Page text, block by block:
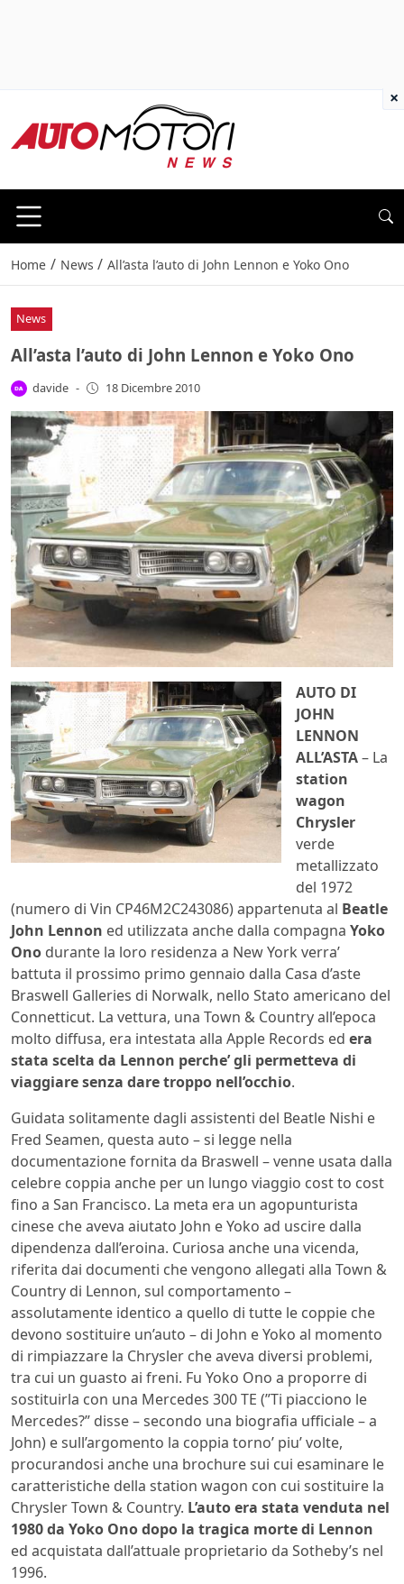
Home / News / All’asta l’auto di John Lennon e Yoko Ono
News
All’asta l’auto di John Lennon e Yoko Ono
davide - 18 Dicembre 2010
AUTO DI
JOHN
LENNON
ALL’ASTA– La
station
wagon
Chrysler
verde
metallizzato
del 1972
(numero di Vin CP46M2C243086) appartenuta al Beatle
John Lennon ed utilizzata anche dalla compagna Yoko
Ono durante la loro residenza a New York verra’
battuta il prossimo primo gennaio dalla Casa d’aste
Braswell Galleries di Norwalk, nello Stato americano del
Connetticut. La vettura, una Town & Country all’epoca
molto diffusa, era intestata alla Apple Records ed era
stata scelta da Lennon perche’ gli permetteva di
viaggiare senza dare troppo nell’occhio.
Guidata solitamente dagli assistenti del Beatle Nishi e
Fred Seamen, questa auto – si legge nella
documentazione fornita da Braswell – venne usata dalla
celebre coppia anche per un lungo viaggio cost to cost
fino a San Francisco. La meta era un agopunturista
cinese che aveva aiutato John e Yoko ad uscire dalla
dipendenza dall’eroina. Curiosa anche una vicenda,
riferita dai documenti che vengono allegati alla Town &
Country di Lennon, sul comportamento –
assolutamente identico a quello di tutte le coppie che
devono sostituire un’auto – di John e Yoko al momento
di rimpiazzare la Chrysler che aveva diversi problemi,
tra cui un guasto ai freni. Fu Yoko Ono a proporre di
sostituirla con una Mercedes 300 TE (”Ti piacciono le
Mercedes?” disse – secondo una biografia ufficiale – a
John) e sull’argomento la coppia torno’ piu’ volte,
procurandosi anche una brochure sui cui esaminare le
caratteristiche della station wagon con cui sostituire la
Chrysler Town & Country. L’auto era stata venduta nel
1980 da Yoko Ono dopo la tragica morte di Lennon
ed acquistata dall’attuale proprietario da Sotheby’s nel
1996.
×